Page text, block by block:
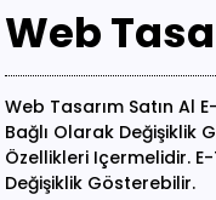
Web
Web Tasarım Satın Al
Bağlı Olarak Değişiklik
Özellikleri Içermelidir.
Değişiklik Gösterebilir.